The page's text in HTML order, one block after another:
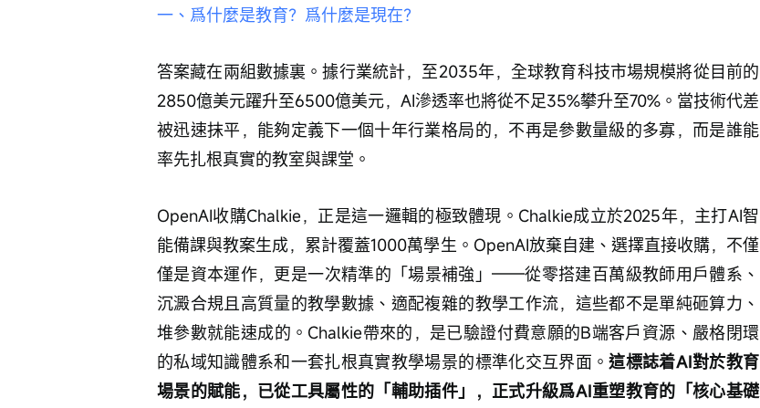
一、爲什麼是教育？爲什麼是現在？
答案藏在兩組數據裏。據行業統計，至2035年，全球教育科技市場規模將從目前的
2850億美元躍升至6500億美元，AI滲透率也將從不足35%攀升至70%。當技術代差
被迅速抹平，能夠定義下一個十年行業格局的，不再是參數量級的多寡，而是誰能
率先扎根真實的教室與課堂。
OpenAI收購Chalkie，正是這一邏輯的極致體現。Chalkie成立於2025年，主打AI智
能備課與教案生成，累計覆蓋1000萬學生。OpenAI放棄自建、選擇直接收購，不僅
僅是資本運作，更是一次精準的「場景補強」——從零搭建百萬級教師用戶體系、
沉澱合規且高質量的教學數據、適配複雜的教學工作流，這些都不是單純砸算力、
堆參數就能速成的。Chalkie帶來的，是已驗證付費意願的B端客戶資源、嚴格閉環
的私域知識體系和一套扎根真實教學場景的標準化交互界面。這標誌着AI對於教育
場景的賦能，已從工具屬性的「輔助插件」，正式升級爲AI重塑教育的「核心基礎